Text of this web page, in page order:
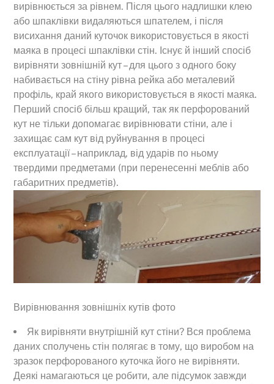
вирівнюється за рівнем. Після цього надлишки клею
або шпаклівки видаляються шпателем, і після
висихання даний куточок використовується в якості
маяка в процесі шпаклівки стін. Існує й інший спосіб
вирівняти зовнішній кут – для цього з одного боку
набивається на стіну рівна рейка або металевий
профіль, край якого використовується в якості маяка.
Перший спосіб більш кращий, так як перфорований
кут не тільки допомагає вирівнювати стіни, але і
захищає сам кут від руйнування в процесі
експлуатації – наприклад, від ударів по ньому
твердими предметами (при перенесенні меблів або
габаритних предметів).
Вирівнювання зовнішніх кутів фото
Як вирівняти внутрішній кут стіни? Вся проблема
даних сполучень стін полягає в тому, що виробом на
зразок перфорованого куточка його не вирівняти.
Деякі намагаються це робити, але підсумок завжди